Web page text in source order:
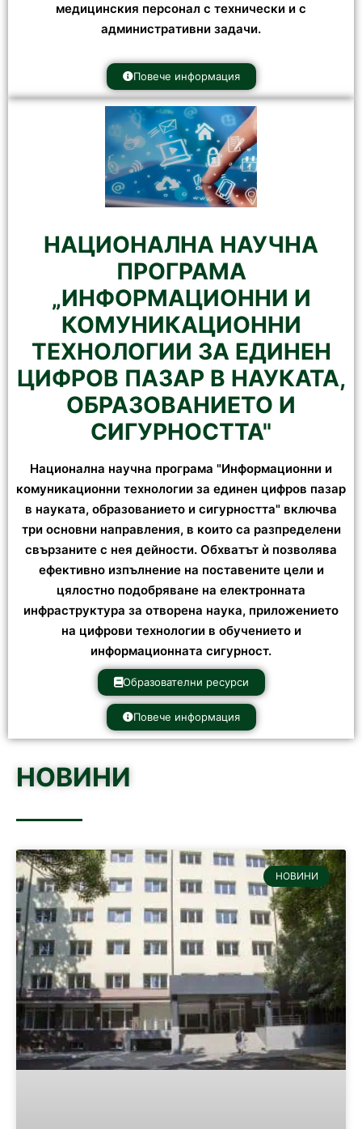
медицинския персонал с технически и с
административни задачи.
Повече информация
НАЦИОНАЛНА НАУЧНА
ПРОГРАМА
„ИНФОРМАЦИОННИ И
КОМУНИКАЦИОННИ
ТЕХНОЛОГИИ ЗА ЕДИНЕН
ЦИФРОВ ПАЗАР В НАУКАТА,
ОБРАЗОВАНИЕТО И
СИГУРНОСTTA"
Национална научна програма "Информационни и
комуникационни технологии за единен цифров пазар
в науката, образованието и сигурността" включва
три основни направления, в които са разпределени
свързаните с нея дейности. Обхватът ѝ позволява
ефективно изпълнение на поставените цели и
цялостно подобряване на електронната
инфраструктура за отворена наука, приложението
на цифрови технологии в обучението и
информационната сигурност.
Образователни ресурси
Повече информация
НОВИНИ
НОВИНИ